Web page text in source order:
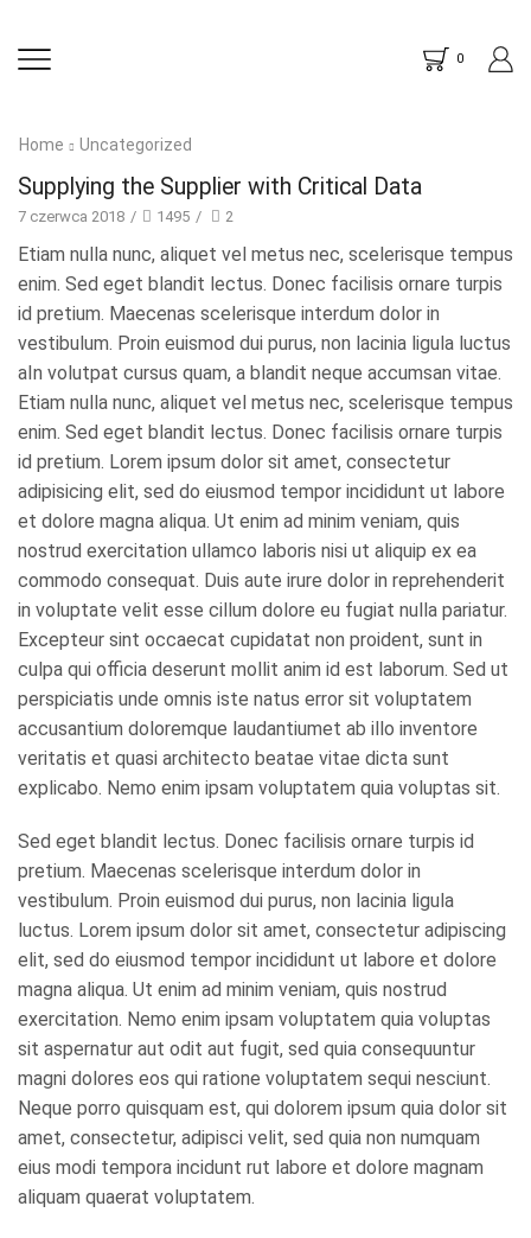
0
Home Uncategorized
Supplying the Supplier with Critical Data
7 czerwca 2018 / 1495 / 2
Etiam nulla nunc, aliquet vel metus nec, scelerisque tempus
enim. Sed eget blandit lectus. Donec facilisis ornare turpis
id pretium. Maecenas scelerisque interdum dolor in
vestibulum. Proin euismod dui purus, non lacinia ligula luctus
aIn volutpat cursus quam, a blandit neque accumsan vitae.
Etiam nulla nunc, aliquet vel metus nec, scelerisque tempus
enim. Sed eget blandit lectus. Donec facilisis ornare turpis
id pretium. Lorem ipsum dolor sit amet, consectetur
adipisicing elit, sed do eiusmod tempor incididunt ut labore
et dolore magna aliqua. Ut enim ad minim veniam, quis
nostrud exercitation ullamco laboris nisi ut aliquip ex ea
commodo consequat. Duis aute irure dolor in reprehenderit
in voluptate velit esse cillum dolore eu fugiat nulla pariatur.
Excepteur sint occaecat cupidatat non proident, sunt in
culpa qui officia deserunt mollit anim id est laborum. Sed ut
perspiciatis unde omnis iste natus error sit voluptatem
accusantium doloremque laudantiumet ab illo inventore
veritatis et quasi architecto beatae vitae dicta sunt
explicabo. Nemo enim ipsam voluptatem quia voluptas sit.
Sed eget blandit lectus. Donec facilisis ornare turpis id
pretium. Maecenas scelerisque interdum dolor in
vestibulum. Proin euismod dui purus, non lacinia ligula
luctus. Lorem ipsum dolor sit amet, consectetur adipiscing
elit, sed do eiusmod tempor incididunt ut labore et dolore
magna aliqua. Ut enim ad minim veniam, quis nostrud
exercitation. Nemo enim ipsam voluptatem quia voluptas
sit aspernatur aut odit aut fugit, sed quia consequuntur
magni dolores eos qui ratione voluptatem sequi nesciunt.
Neque porro quisquam est, qui dolorem ipsum quia dolor sit
amet, consectetur, adipisci velit, sed quia non numquam
eius modi tempora incidunt rut labore et dolore magnam
aliquam quaerat voluptatem.